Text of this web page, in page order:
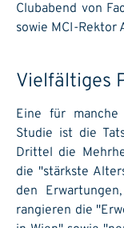
Clubabend von
sowie MCI-Rektor
Vielfältiges
Eine für manche
Studie ist die
Drittel die
die "stärkste
den
rangieren die